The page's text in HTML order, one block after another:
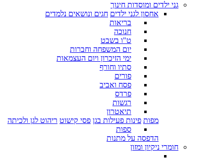
גני ילדים ומוסדות חינוך
אחסון לגני ילדים חגים ונושאים נלמדים
בריאות
חנוכה
ט"ו בשבט
יום המשפחה וחברות
ימי הזיכרון ויום העצמאות
סתיו וחורף
פורים
פסח ואביב
פרדס
רגשות
תיאטרון
מפות פינות פעילות בגן פסי קישוט ריהוט לגן ולכיתה
ספות
הדפסה על מתנות
חומרי ניקיון ומזון